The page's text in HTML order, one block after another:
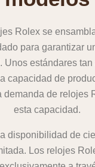
Rolex se
para garantizar
Unos estándares tan
capacidad de
demanda de relojes
esta capacidad.
disponibilidad de
Los relojes